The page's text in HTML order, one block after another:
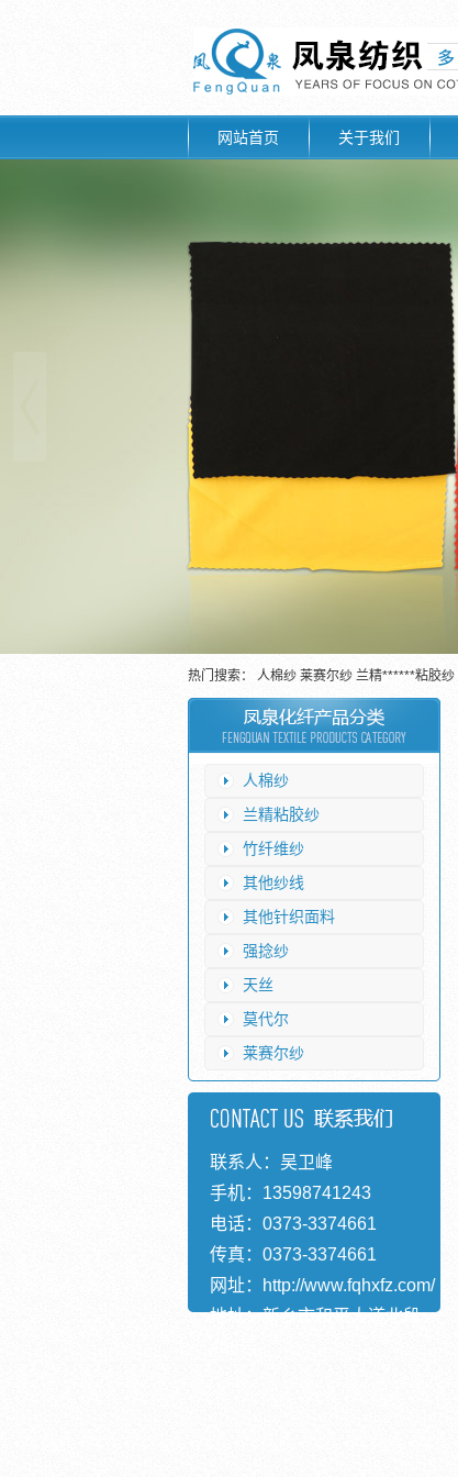
网站首页 关于我们
热门搜索： 人棉纱 莱赛尔纱 兰精******粘胶纱
人棉纱
兰精粘胶纱
竹纤维纱
其他纱线
其他针织面料
强捻纱
天丝
莫代尔
莱赛尔纱
联系人：吴卫峰
手机：13598741243
电话：0373-3374661
传真：0373-3374661
网址：
http://www.fqhxfz.com/
地址：新乡市和平大道北段